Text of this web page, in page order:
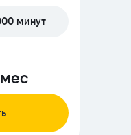
минут